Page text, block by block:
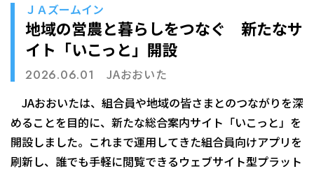
ＪＡズームイン
地域の営農と暮らしをつなぐ 新たなサ
イト「いこっと」開設
2026.06.01
JAおおいた
JAおおいたは、組合員や地域の皆さまとのつながりを深
めることを目的に、新たな総合案内サイト「いこっと」を
開設しました。これまで運用してきた組合員向けアプリを
刷新し、誰でも手軽に閲覧できるウェブサイト型プラット